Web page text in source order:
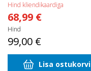
Hind kliendikaardiga
68,99 €
Hind
99,00 €
Lisa ostukorvi